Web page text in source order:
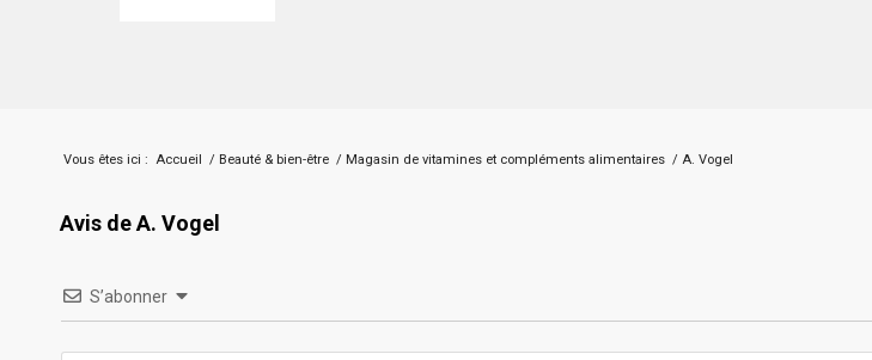
Vous êtes ici : Accueil / Beauté & bien-être / Magasin de vitamines et compléments alimentaires / A. Vogel
Avis de A. Vogel
S’abonner